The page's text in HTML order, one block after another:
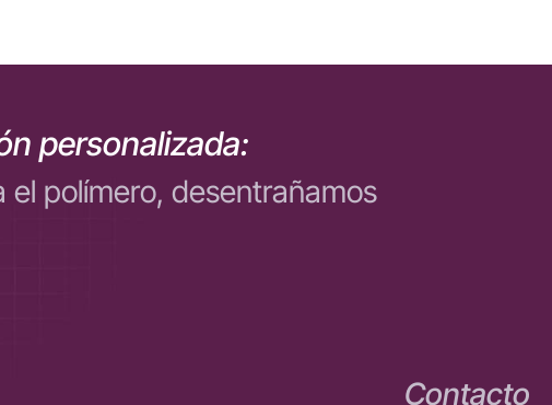
personalizada:
el polímero, desentrañamos
Contacto